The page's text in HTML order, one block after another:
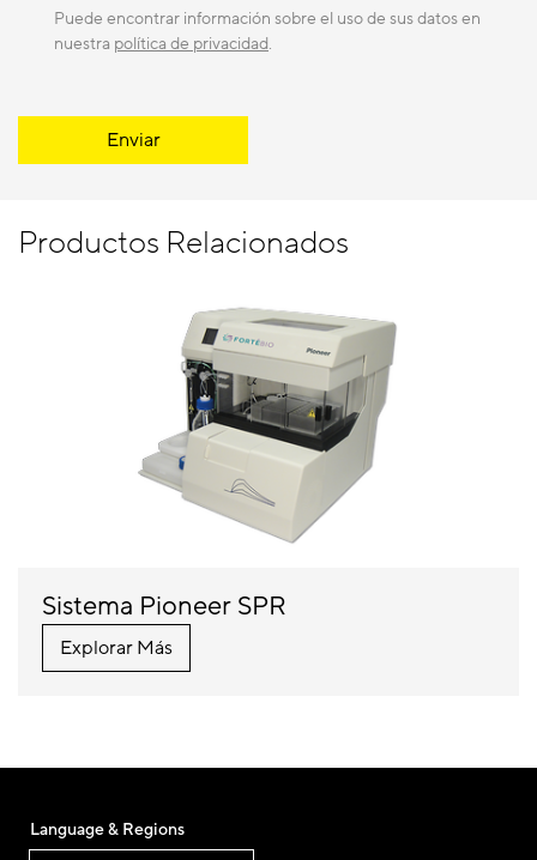
Modo de
cribado de alto
Sí
Puede encontrar información sobre el uso de sus datos en
nuestra política de privacidad.
Enviar
Productos Relacionados
Sistema Pioneer SPR
Explorar Más
Language & Regions